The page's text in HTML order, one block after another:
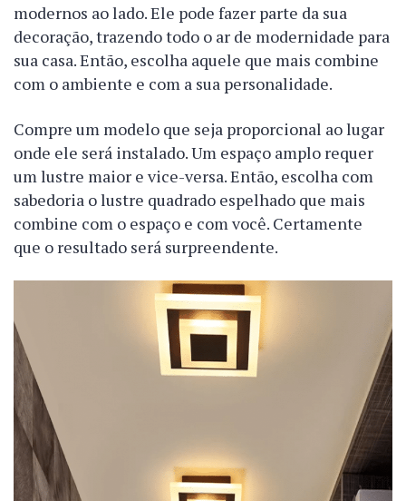
modernos ao lado. Ele pode fazer parte da sua
decoração, trazendo todo o ar de modernidade para
sua casa. Então, escolha aquele que mais combine
com o ambiente e com a sua personalidade.
Compre um modelo que seja proporcional ao lugar
onde ele será instalado. Um espaço amplo requer
um lustre maior e vice-versa. Então, escolha com
sabedoria o lustre quadrado espelhado que mais
combine com o espaço e com você. Certamente
que o resultado será surpreendente.